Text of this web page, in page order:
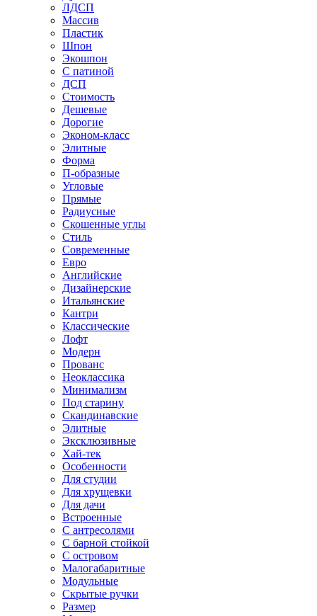
ЛДСП
Массив
Пластик
Шпон
Экошпон
С патиной
ДСП
Стоимость
Дешевые
Дорогие
Эконом-класс
Элитные
Форма
П-образные
Угловые
Прямые
Радиусные
Скошенные углы
Стиль
Современные
Евро
Английские
Дизайнерские
Итальянские
Кантри
Классические
Лофт
Модерн
Прованс
Неоклассика
Минимализм
Под старину
Скандинавские
Элитные
Эксклюзивные
Хай-тек
Особенности
Для студии
Для хрущевки
Для дачи
Встроенные
С антресолями
С барной стойкой
С островом
Малогабаритные
Модульные
Скрытые ручки
Размер